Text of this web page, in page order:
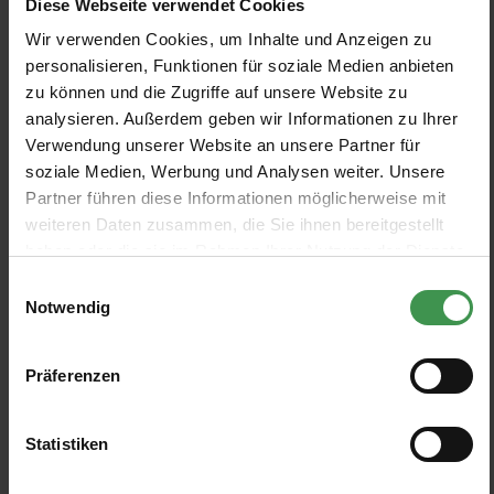
Diese Webseite verwendet Cookies
Wir verwenden Cookies, um Inhalte und Anzeigen zu
personalisieren, Funktionen für soziale Medien anbieten
zu können und die Zugriffe auf unsere Website zu
analysieren. Außerdem geben wir Informationen zu Ihrer
Verwendung unserer Website an unsere Partner für
soziale Medien, Werbung und Analysen weiter. Unsere
Partner führen diese Informationen möglicherweise mit
weiteren Daten zusammen, die Sie ihnen bereitgestellt
Notwendig
Präferenzen
Statistiken
Mindthegap
2 Colors
De 255,46 € 268,90 €
%
Papier peint Vaticano
Mindthegap
2 Colors
De 255,46 € 268,90 €
Papier peint Farmingdale
Anna French
5%
Papier peint Egyptian Columns
Mindthegap
255,46 €
5%
Papier peint Athena
Papier peint Citta di Castello
De 169,00 €
5%
Papier peint Grand Eiffel